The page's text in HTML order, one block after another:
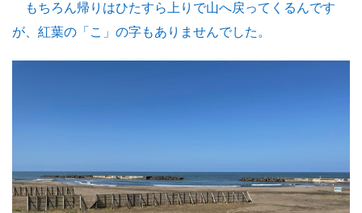
もちろん帰りはひたすら上りで山へ戻ってくるんです
が、紅葉の「こ」の字もありませんでした。